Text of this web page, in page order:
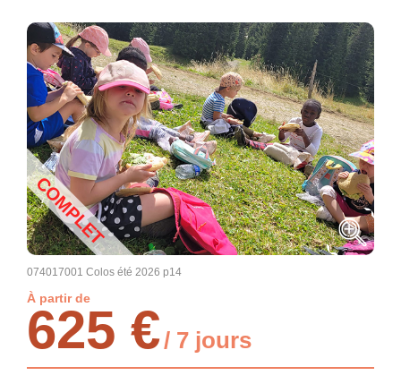
COMPLET
074017001 Colos été 2026 p14
À partir de
625 €/ 7 jours